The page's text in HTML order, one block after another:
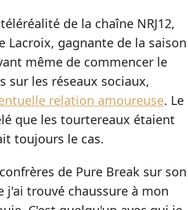
de la chaîne NRJ12,
Lacroix, gagnante de la saison
même de commencer le
sur les réseaux sociaux,
relation amoureuse. Le
que les tourtereaux étaient
toujours le cas.
de Pure Break sur son
j'ai trouvé chaussure à mon